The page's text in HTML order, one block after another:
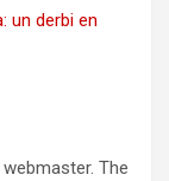
un derbi en
The